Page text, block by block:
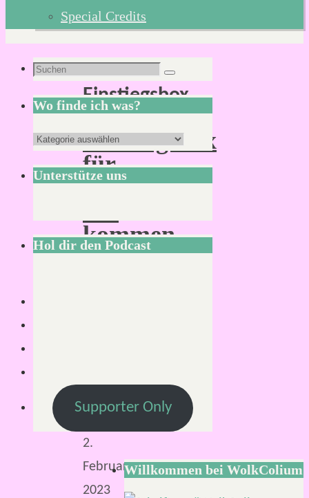
Special Credits
Schlagwort:
Einstiegsbox
Einstiegsbox
für
Cthulhu
kommen
2.
Februar
2023
Suchen
nach:
Suchen
Wo finde ich was?
Wo
finde
ich
Unterstütze uns
Hol dir den Podcast
Supporter Only
Willkommen bei WolkColium